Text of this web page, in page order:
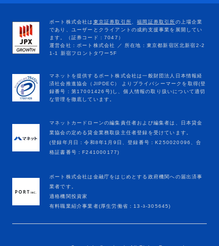
マネットカードローンの編集責任者および編集者は、日本貸金
業協会の定める貸金業務取扱主任者登録を受けています。
(登録年月日：令和8年1月9日、登録番号：K250020096、合
格証書番号：F241000177)
ポート株式会社は金融庁をはじめとする政府機関への届出済事
業者です。
適格機関投資家
有料職業紹介事業者(厚生労働省：13-ﾕ-305645)